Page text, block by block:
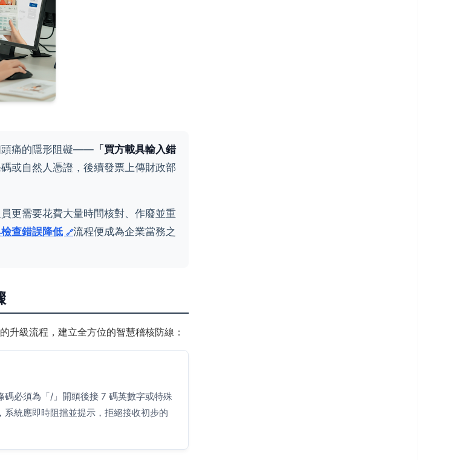
頭痛的隱形阻礙—— 「買方載具輸入錯
或自然人憑證，後續發票上傳財政部
更需要花費大量時間核對、作廢並重
查錯誤降低
流程便成為企業當務之
升級流程，建立全方位的智慧稽核防線：
必須為「/」開頭後接 7 碼英數字或特殊
統應即時阻擋並提示，拒絕接收初步的